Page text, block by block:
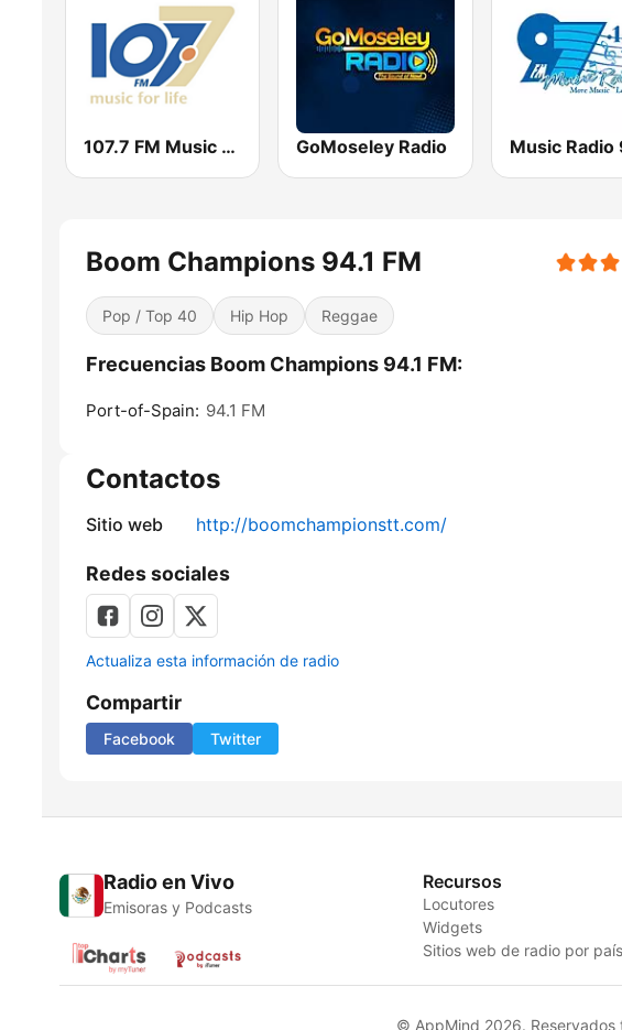
107.7 FM Music For Life GoMoseley Radio
Boom Champions 94.1 FM
Pop / Top 40 Hip Hop Reggae
Frecuencias Boom Champions 94.1 FM:
Port-of-Spain: 94.1 FM
Contactos
Sitio web http://boomchampionstt.com/
Redes sociales
Actualiza esta información de radio
Compartir
Facebook Twitter
Radio en Vivo
Emisoras y Podcasts
Recursos
Locutores
Widgets
Sitios web de radio por
© AppMind 2026. Reservados